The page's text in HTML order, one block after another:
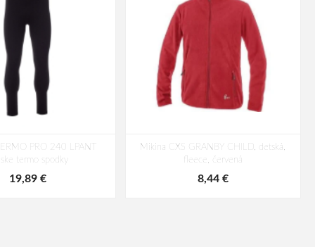
PRO 240 LPANT
termo spodky
19,89 €
Mikina CXS GRANBY CHILD, detská,
fleece, červená
8,44 €